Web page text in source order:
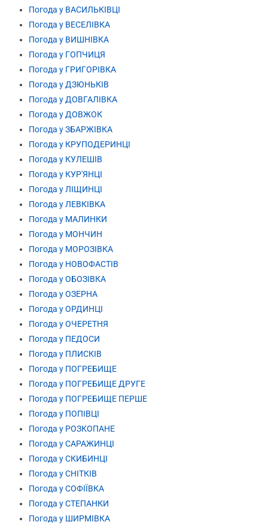
Погода у ВАСИЛЬКІВЦІ
Погода у ВЕСЕЛІВКА
Погода у ВИШНІВКА
Погода у ГОПЧИЦЯ
Погода у ГРИГОРІВКА
Погода у ДЗЮНЬКІВ
Погода у ДОВГАЛІВКА
Погода у ДОВЖОК
Погода у ЗБАРЖІВКА
Погода у КРУПОДЕРИНЦІ
Погода у КУЛЕШІВ
Погода у КУР'ЯНЦІ
Погода у ЛІЩИНЦІ
Погода у ЛЕВКІВКА
Погода у МАЛИНКИ
Погода у МОНЧИН
Погода у МОРОЗІВКА
Погода у НОВОФАСТІВ
Погода у ОБОЗІВКА
Погода у ОЗЕРНА
Погода у ОРДИНЦІ
Погода у ОЧЕРЕТНЯ
Погода у ПЕДОСИ
Погода у ПЛИСКІВ
Погода у ПОГРЕБИЩЕ
Погода у ПОГРЕБИЩЕ ДРУГЕ
Погода у ПОГРЕБИЩЕ ПЕРШЕ
Погода у ПОПІВЦІ
Погода у РОЗКОПАНЕ
Погода у САРАЖИНЦІ
Погода у СКИБИНЦІ
Погода у СНІТКІВ
Погода у СОФІЇВКА
Погода у СТЕПАНКИ
Погода у ШИРМІВКА